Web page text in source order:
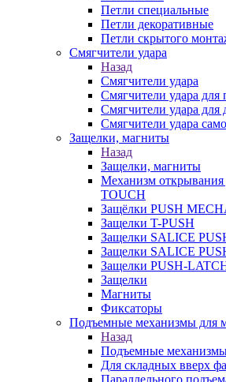
Петли специальные
Петли декоративные
Петли скрытого
Смягчители удара
Назад
Смягчители удара
Смягчители удара для
Смягчители удара для
Cмягчители удара
Защелки, магниты
Назад
Защелки, магниты
Механизм
TOUCH
Защёлки PUSH
Защелки T-PUSH
Защелки SALICE
Защелки SALICE
Защелки PUSH-
Защелки
Магниты
Фиксаторы
Подъемные механизмы для
Назад
Подъемные
Для складных вверх
Параллельного